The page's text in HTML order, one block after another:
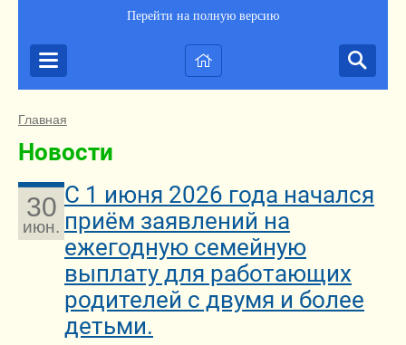
Перейти на полную версию
Главная
Новости
30
июн.
С 1 июня 2026 года начался
приём заявлений на
ежегодную семейную
выплату для работающих
родителей с двумя и более
детьми.